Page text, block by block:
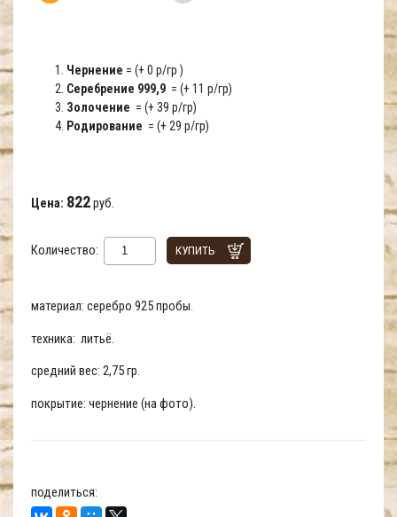
Чернение = (+ 0 р/гр )
Серебрение 999,9 = (+ 11 р/гр)
Золочение = (+ 39 р/гр)
Родирование = (+ 29 р/гр)
Цена: 822руб.
Количество: КУПИТЬ
материал: серебро 925 пробы.
техника: литьё.
средний вес: 2,75 гр.
покрытие: чернение (на фото).
поделиться: